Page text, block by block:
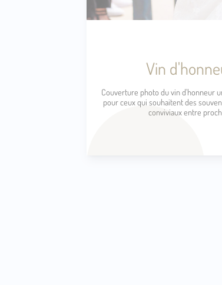
Vin
Couverture photo du vin d'honneur
pour ceux qui souhaitent des
conviviaux entre